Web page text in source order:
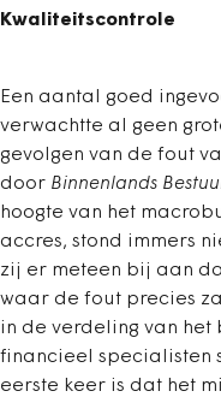
Kwaliteitscontrole
Een aantal goed
verwachtte al geen
gevolgen van de fout
door Binnenlands
hoogte van het
accres, stond immers
zij er meteen bij aan
waar de fout precies
in de verdeling van het
financieel specialisten
eerste keer is dat het